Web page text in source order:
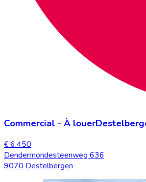
Commercial - À louer
€ 6.450
Dendermondesteenweg 636
9070 Destelbergen